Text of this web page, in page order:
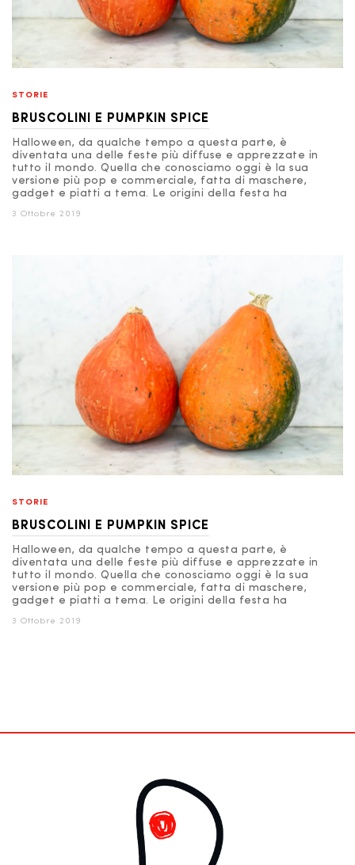
STORIE
BRUSCOLINI E PUMPKIN SPICE
Halloween, da qualche tempo a questa parte, è
diventata una delle feste più diffuse e apprezzate in
tutto il mondo. Quella che conosciamo oggi è la sua
versione più pop e commerciale, fatta di maschere,
gadget e piatti a tema. Le origini della festa ha
3 Ottobre 2019
STORIE
BRUSCOLINI E PUMPKIN SPICE
Halloween, da qualche tempo a questa parte, è
diventata una delle feste più diffuse e apprezzate in
tutto il mondo. Quella che conosciamo oggi è la sua
versione più pop e commerciale, fatta di maschere,
gadget e piatti a tema. Le origini della festa ha
3 Ottobre 2019